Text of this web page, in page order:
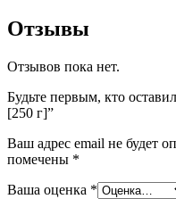
Отзывы
Отзывов пока нет.
Будьте первым, кто
[250 г]”
Ваш адрес email не будет
помечены *
Ваша оценка *